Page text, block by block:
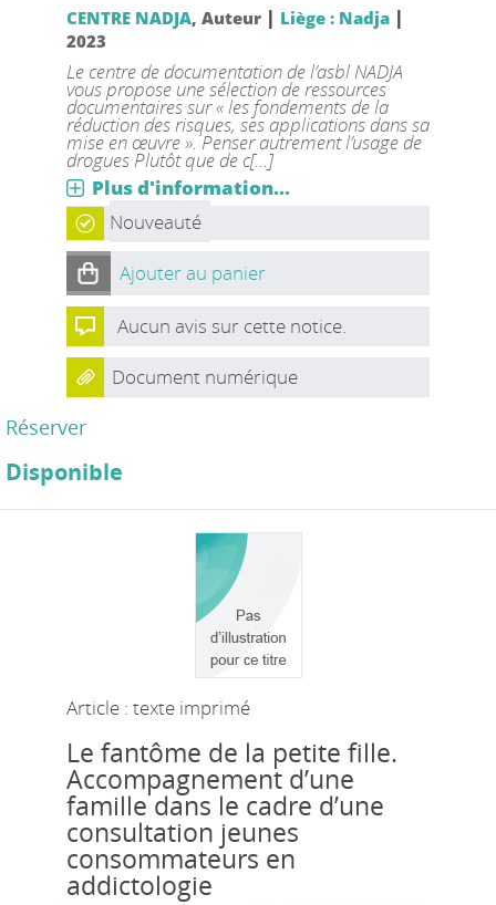
CENTRE NADJA, Auteur | Liège : Nadja|
2023
Le centre de documentation de l’asbl NADJA
vous propose une sélection de ressources
documentaires sur « les fondements de la
réduction des risques, ses applications dans sa
mise en œuvre ». Penser autrement l’usage de
drogues Plutôt que de c[...]
Plus d'information...
Nouveauté
Ajouter au panier
Aucun avis sur cette notice.
Document numérique
Réserver
Disponible
Article : texte imprimé
Le fantôme de la petite fille.
Accompagnement d’une
famille dans le cadre d’une
consultation jeunes
consommateurs en
addictologie